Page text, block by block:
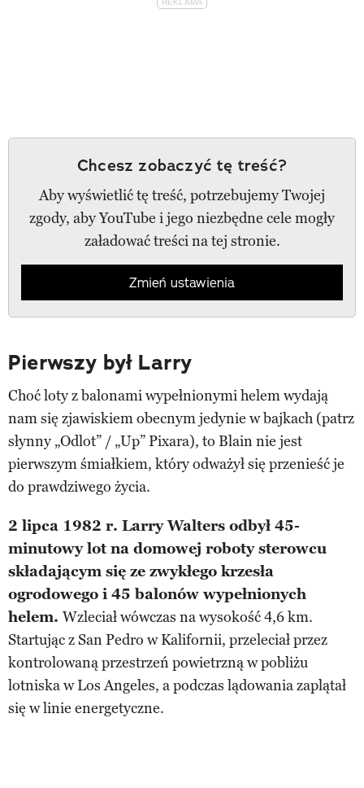
Chcesz zobaczyć tę treść?
Aby wyświetlić tę treść, potrzebujemy Twojej
zgody, aby YouTube i jego niezbędne cele mogły
załadować treści na tej stronie.
Zmień ustawienia
Pierwszy był Larry
Choć loty z balonami wypełnionymi helem wydają
nam się zjawiskiem obecnym jedynie w bajkach (patrz
słynny „Odlot” / „Up” Pixara), to Blain nie jest
pierwszym śmiałkiem, który odważył się przenieść je
do prawdziwego życia.
2 lipca 1982 r. Larry Walters odbył 45-
minutowy lot na domowej roboty sterowcu
składającym się ze zwykłego krzesła
ogrodowego i 45 balonów wypełnionych
helem. Wzleciał wówczas na wysokość 4,6 km.
Startując z San Pedro w Kalifornii, przeleciał przez
kontrolowaną przestrzeń powietrzną w pobliżu
lotniska w Los Angeles, a podczas lądowania zaplątał
się w linie energetyczne.